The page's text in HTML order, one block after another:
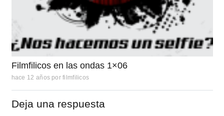
Filmfilicos en las ondas 1×06
hace 12 años por filmfilicos
Deja una respuesta